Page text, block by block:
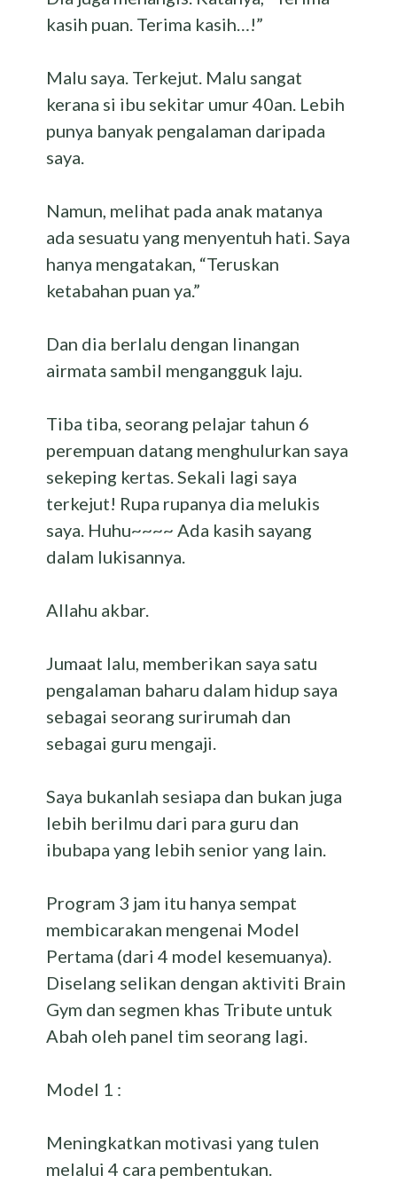
kasih puan. Terima kasih…!”
Malu saya. Terkejut. Malu sangat
kerana si ibu sekitar umur 40an. Lebih
punya banyak pengalaman daripada
saya.
Namun, melihat pada anak matanya
ada sesuatu yang menyentuh hati. Saya
hanya mengatakan, “Teruskan
ketabahan puan ya.”
Dan dia berlalu dengan linangan
airmata sambil mengangguk laju.
Tiba tiba, seorang pelajar tahun 6
perempuan datang menghulurkan saya
sekeping kertas. Sekali lagi saya
terkejut! Rupa rupanya dia melukis
saya. Huhu~~~~ Ada kasih sayang
dalam lukisannya.
Allahu akbar.
Jumaat lalu, memberikan saya satu
pengalaman baharu dalam hidup saya
sebagai seorang surirumah dan
sebagai guru mengaji.
Saya bukanlah sesiapa dan bukan juga
lebih berilmu dari para guru dan
ibubapa yang lebih senior yang lain.
Program 3 jam itu hanya sempat
membicarakan mengenai Model
Pertama (dari 4 model kesemuanya).
Diselang selikan dengan aktiviti Brain
Gym dan segmen khas Tribute untuk
Abah oleh panel tim seorang lagi.
Model 1 :
Meningkatkan motivasi yang tulen
melalui 4 cara pembentukan.